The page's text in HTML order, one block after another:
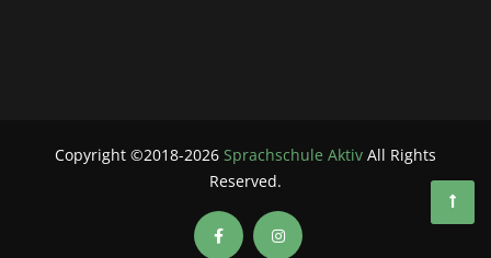
Copyright ©2018-2026 Sprachschule Aktiv All Rights
Reserved.